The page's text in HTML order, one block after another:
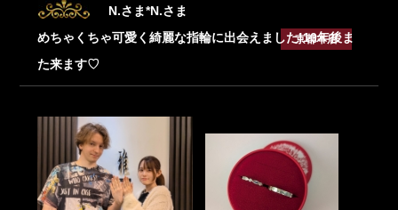
N.さま*N.さま
めちゃくちゃ可愛く綺麗な指輪に出会えました!10年後ま
た来ます♡
京都本店